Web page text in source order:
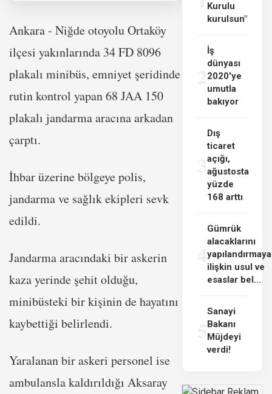
Ankara - Niğde otoyolu Ortaköy
ilçesi yakınlarında 34 FD 8096
plakalı minibüs, emniyet şeridinde
rutin kontrol yapan 68 JAA 150
plakalı jandarma aracına arkadan
çarptı.
İhbar üzerine bölgeye polis,
jandarma ve sağlık ekipleri sevk
edildi.
Jandarma aracındaki bir askerin
kaza yerinde şehit olduğu,
minibüsteki bir kişinin de hayatını
kaybettiği belirlendi.
Yaralanan bir askeri personel ise
ambulansla kaldırıldığı Aksaray
Kurulu
kurulsun"
İş
dünyası
2020'ye
umutla
bakıyor
3
Dış
ticaret
açığı,
ağustosta
yüzde
168 arttı
4
Gümrük
alacaklarını
yapılandırmaya
ilişkin usul ve
esaslar bel...
Sanayi
Bakanı
Müjdeyi
verdi!